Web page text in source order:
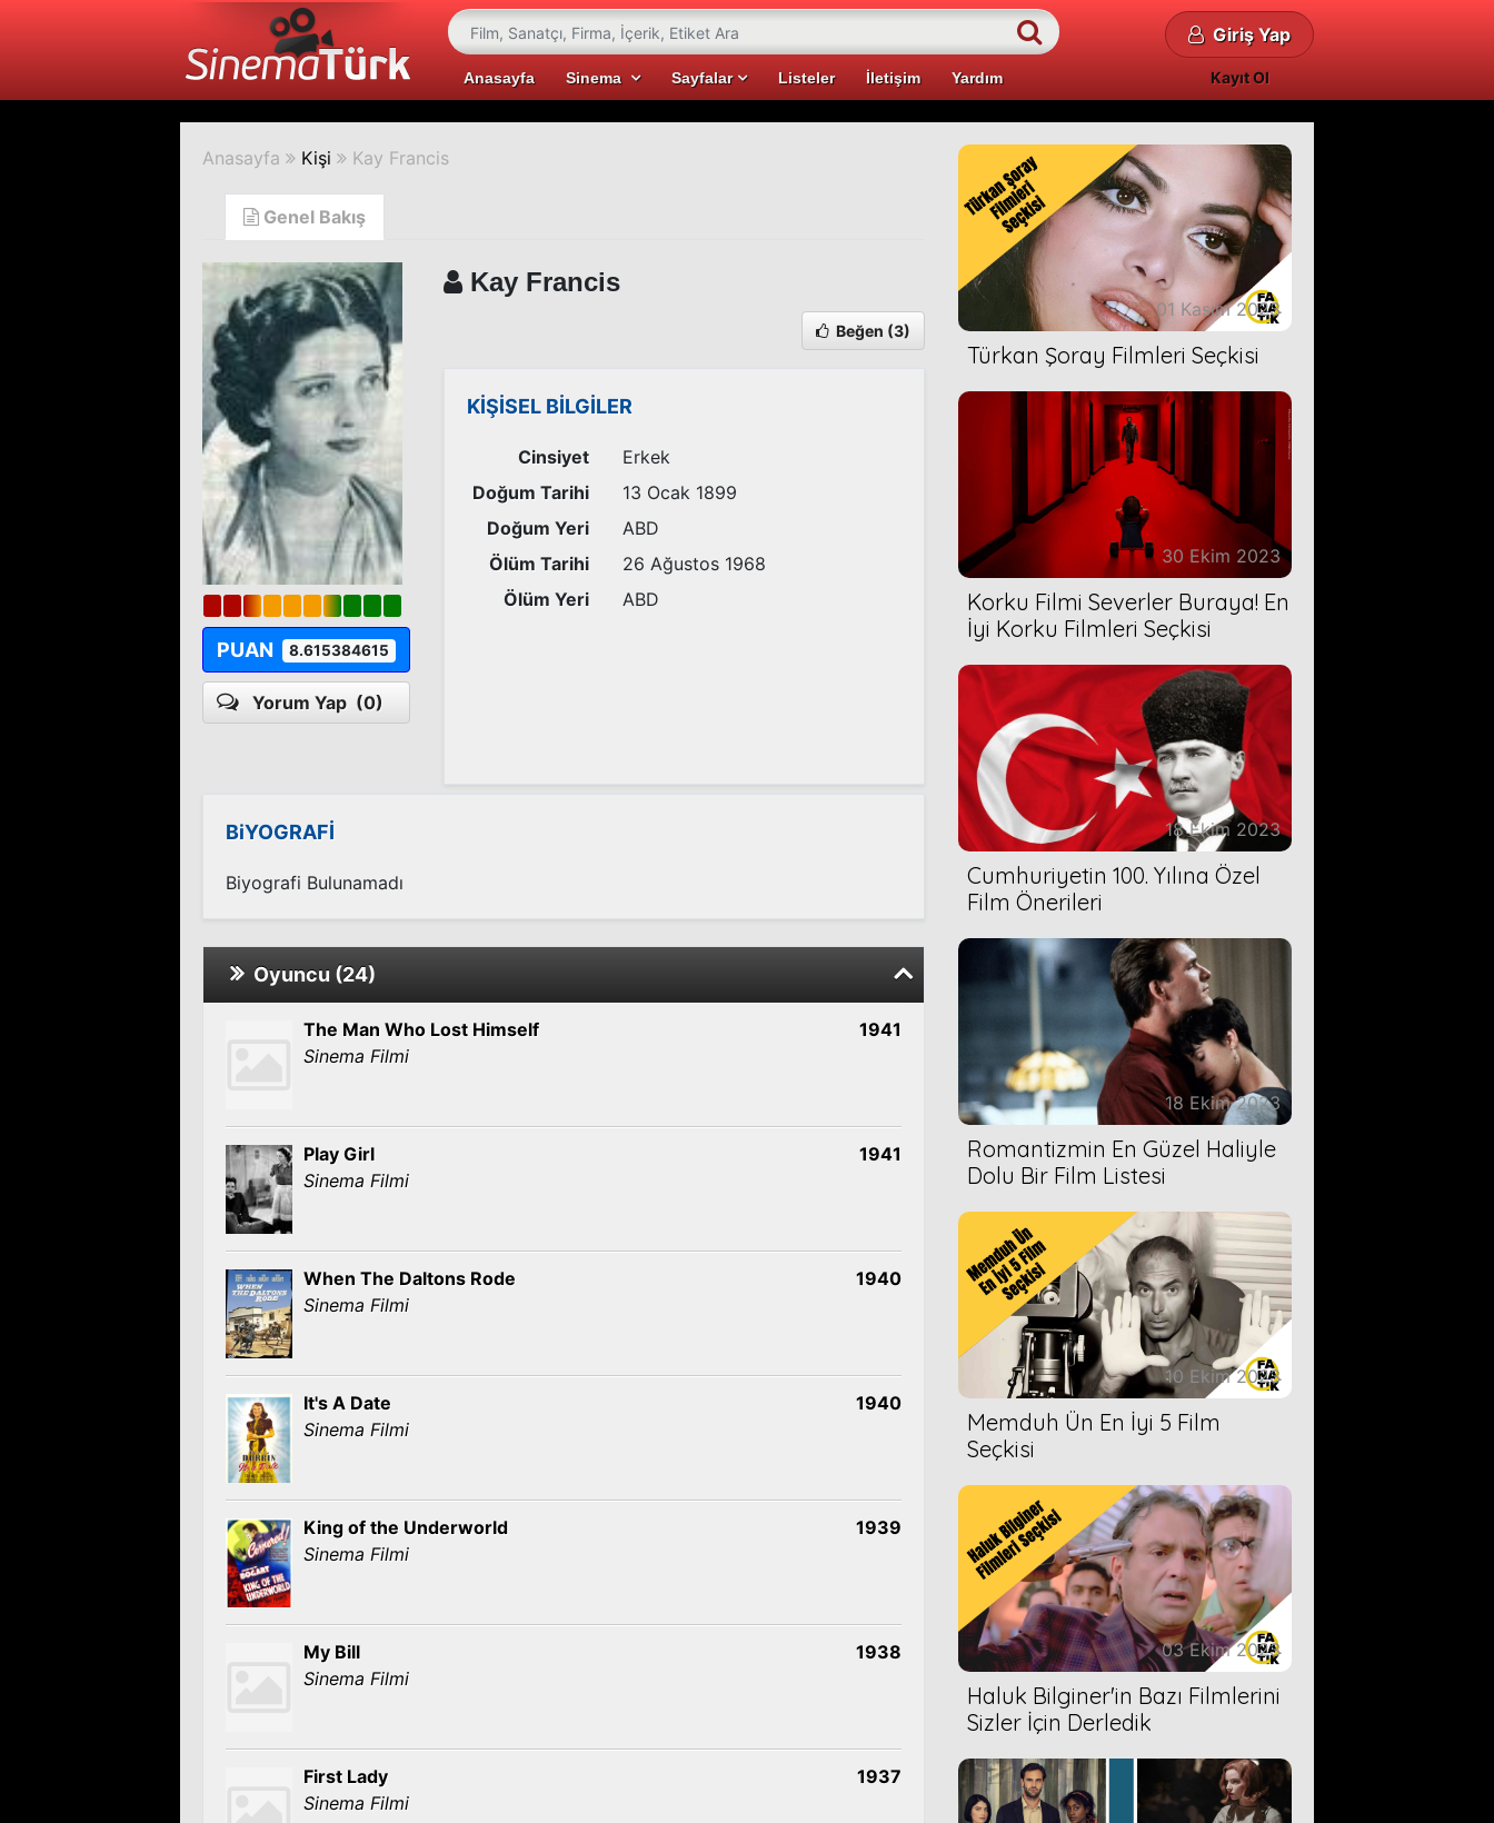
Anasayfa Sinema Sayfalar Listeler İletişim Yardım
Giriş Yap
Kayıt Ol
Anasayfa Kişi Kay Francis
Genel Bakış
PUAN 8.615384615
Yorum Yap (0)
Kay Francis
Beğen (3)
KİŞİSEL BİLGİLER
Cinsiyet
Erkek
Doğum Tarihi
13 Ocak 1899
Doğum Yeri
ABD
Ölüm Tarihi
26 Ağustos 1968
Ölüm Yeri
ABD
BiYOGRAFİ
Biyografi Bulunamadı
Oyuncu (24)
The Man Who Lost Himself
Sinema Filmi
1941
Play Girl
Sinema Filmi
1941
When The Daltons Rode
Sinema Filmi
1940
It's A Date
Sinema Filmi
1940
King of the Underworld
Sinema Filmi
1939
My Bill
Sinema Filmi
1938
First Lady
Sinema Filmi
1937
01 Kasım 2023
Türkan Şoray Filmleri Seçkisi
30 Ekim 2023
Korku Filmi Severler Buraya! En
İyi Korku Filmleri Seçkisi
18 Ekim 2023
Cumhuriyetin 100. Yılına Özel
Film Önerileri
18 Ekim 2023
Romantizmin En Güzel Haliyle
Dolu Bir Film Listesi
10 Ekim 2023
Memduh Ün En İyi 5 Film
Seçkisi
03 Ekim 2023
Haluk Bilginer'in Bazı Filmlerini
Sizler İçin Derledik